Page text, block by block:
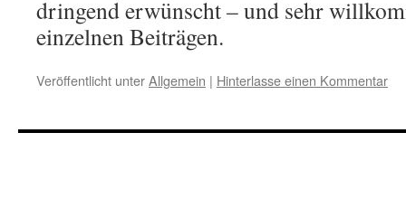
dringend erwünscht – und sehr
einzelnen Beiträgen.
Veröffentlicht unterAllgemein | Hinterlasse einen Kommentar